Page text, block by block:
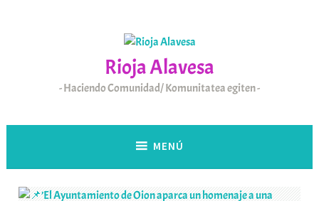
Rioja Alavesa
Haciendo Comunidad/ Komunitatea egiten
MENÚ